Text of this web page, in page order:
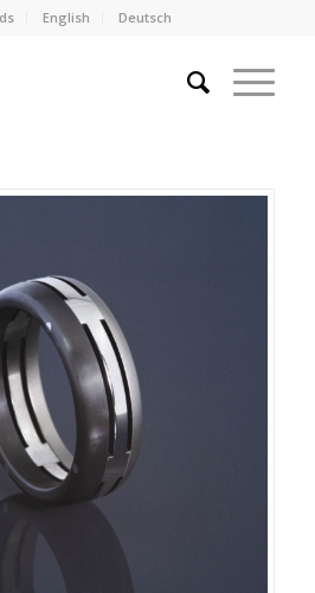
English Deutsch